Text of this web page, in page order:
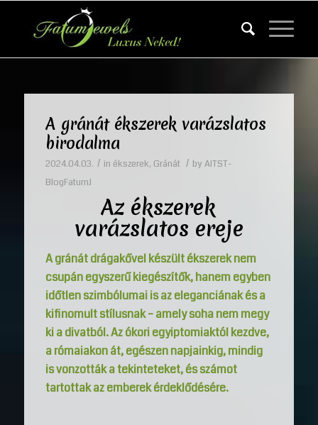
A gránát ékszerek varázslatos
birodalma
2024.04.03. / in ékszerek, Gránát / by AITST-
BlogFatumJ
Az ékszerek
varázslatos ereje
A gránát drágakővel készült ékszerek nem
csupán egyszerű kiegészítők, hanem egyben
időtlen szimbólumai is az eleganciának és a
kifinomult stílusnak – amely soha nem megy
ki a divatból. Az ókori egyiptomiaktól kezdve,
a rómaiakon át, egészen napjainkig, mindig
is vonzották a tekinteteket, és számot
tartottak az emberek érdeklődésére.